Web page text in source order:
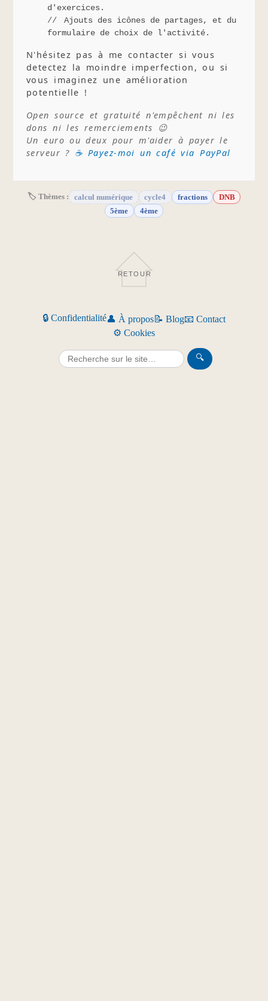
d'exercices.
Ajouts des icônes de partages, et du
formulaire de choix de l'activité.
N'hésitez pas à me contacter si vous
detectez la moindre imperfection, ou si
vous imaginez une amélioration
potentielle !
Open source et gratuité n'empêchent ni les
dons ni les remerciements 😉
Un euro ou deux pour m'aider à payer le
serveur ? ☕ Payez-moi un café via PayPal
🏷 Thèmes : calcul numérique cycle4 fractions
DNB
5ème
4ème
RETOUR
🔒 Confidentialité👤 À propos📝 Blog📧 Contact
⚙️ Cookies
🔍